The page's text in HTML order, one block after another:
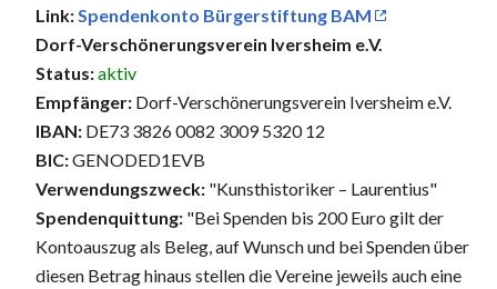
Link:Spendenkonto Bürgerstiftung BAM
Dorf-Verschönerungsverein Iversheim e.V.
Status:aktiv
Empfänger: Dorf-Verschönerungsverein Iversheim e.V.
IBAN: DE73 3826 0082 3009 5320 12
BIC:GENODED1EVB
Verwendungszweck: "Kunsthistoriker – Laurentius"
Spendenquittung: "Bei Spenden bis 200 Euro gilt der
Kontoauszug als Beleg, auf Wunsch und bei Spenden über
diesen Betrag hinaus stellen die Vereine jeweils auch eine